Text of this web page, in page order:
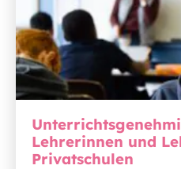
Lehrerinnen und
Privatschulen